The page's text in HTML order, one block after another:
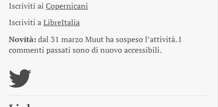
Iscriviti ai Copernicani
Iscriviti aLibreItalia
Novità:dal 31 marzo Muut ha sospeso l’attività. I
commenti passati sono di nuovo accessibili.